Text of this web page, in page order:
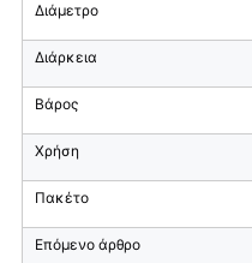
Διάμετρο
Διάρκεια
Βάρος
Χρήση
Πακέτο
Επόμενο άρθρο